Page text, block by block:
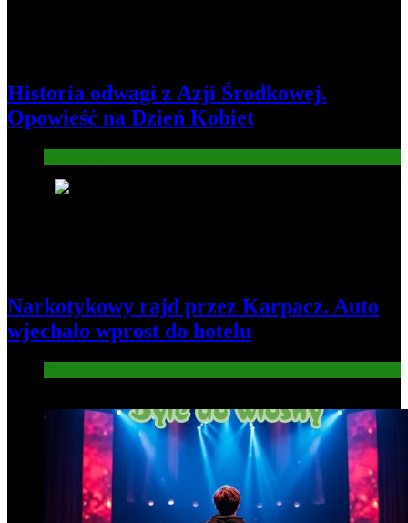
Historia odwagi z Azji Środkowej.
Opowieść na Dzień Kobiet
Narkotykowy rajd przez Karpacz. Auto
wjechało wprost do hotelu